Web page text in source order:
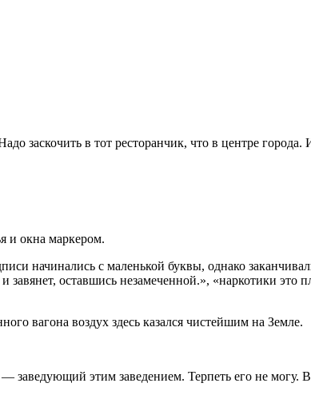
в тот ресторанчик, что в центре города.
и окна маркером.
с маленькой буквы, однако
оставшись незамеченной.», «наркотики это
вагона воздух здесь казался чистейшим на Земле.
этим заведением. Терпеть его не могу.